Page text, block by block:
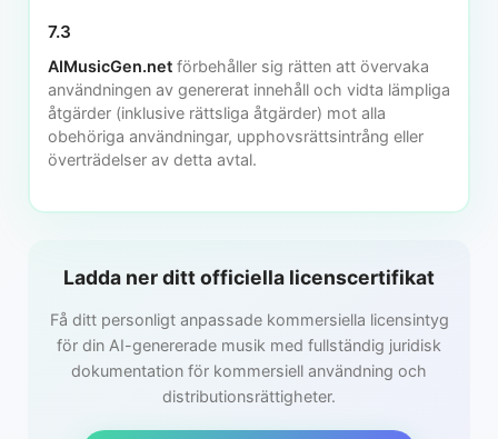
7.3
AIMusicGen.net förbehåller sig rätten att övervaka
användningen av genererat innehåll och vidta lämpliga
åtgärder (inklusive rättsliga åtgärder) mot alla
obehöriga användningar, upphovsrättsintrång eller
överträdelser av detta avtal.
Ladda ner ditt officiella licenscertifikat
Få ditt personligt anpassade kommersiella licensintyg
för din AI-genererade musik med fullständig juridisk
dokumentation för kommersiell användning och
distributionsrättigheter.